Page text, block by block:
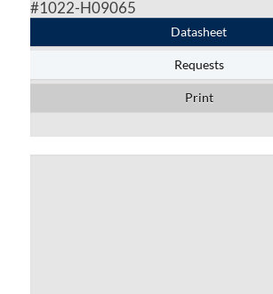
#1022-H09065
Datasheet
Requests
Print